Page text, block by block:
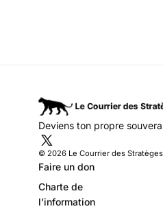
vont
Deviens ton propre
© 2026 Le Courrier des Stratèges
Faire un don
Charte de
l’information